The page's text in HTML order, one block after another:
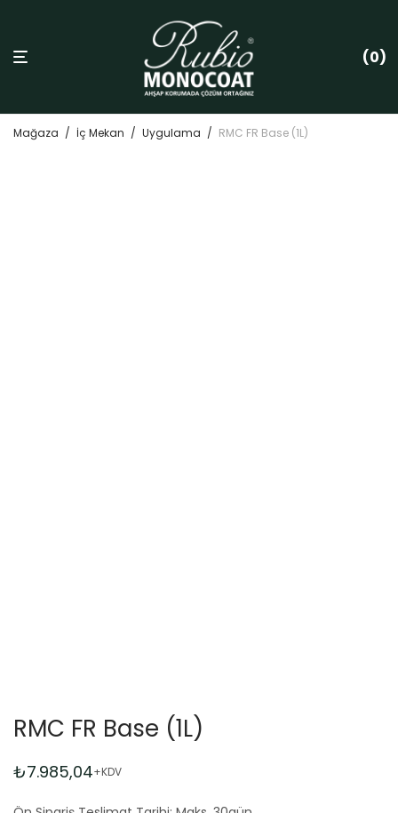
0
Mağaza / İç Mekan / Uygulama / RMC FR Base (1L)
RMC FR Base (1L)
₺7.985,04+KDV